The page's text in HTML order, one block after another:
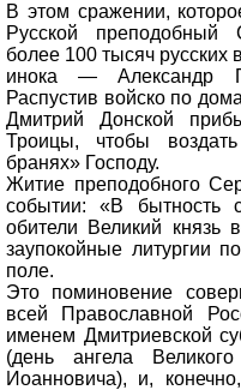
В этом сражении,
Русской преподобный
более 100 тысяч русских
инока — Александр
Распустив войско по
Дмитрий Донской
Троицы, чтобы
бранях» Господу.
Житие преподобного
событии: «В бытность
обители Великий князь
заупокойные литургии
поле.
Это поминовение
всей Православной
именем Дмитриевской
(день ангела
Иоанновича), и,